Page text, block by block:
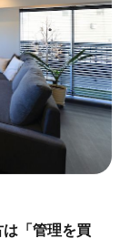
「管理を買